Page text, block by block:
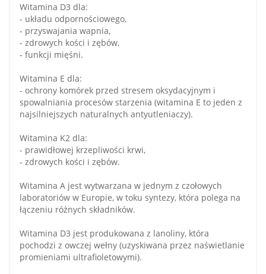
Witamina D3 dla:
- układu odpornościowego,
- przyswajania wapnia,
- zdrowych kości i zębów,
- funkcji mięśni.
Witamina E dla:
- ochrony komórek przed stresem oksydacyjnym i
spowalniania procesów starzenia (witamina E to jeden z
najsilniejszych naturalnych antyutleniaczy).
Witamina K2 dla:
- prawidłowej krzepliwości krwi,
- zdrowych kości i zębów.
Witamina A jest wytwarzana w jednym z czołowych
laboratoriów w Europie, w toku syntezy, która polega na
łączeniu różnych składników.
Witamina D3 jest produkowana z lanoliny, która
pochodzi z owczej wełny (uzyskiwana przez naświetlanie
promieniami ultrafioletowymi).